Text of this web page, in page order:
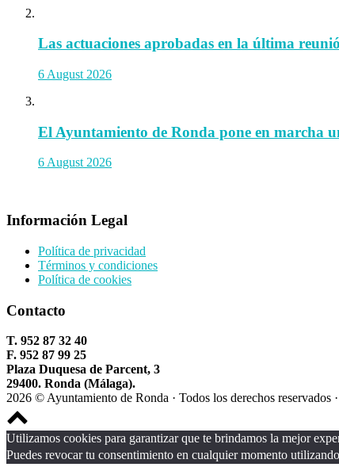
Las actuaciones aprobadas en la última
6 August 2026
El Ayuntamiento de Ronda pone en marcha
6 August 2026
Información Legal
Política de privacidad
Términos y condiciones
Política de cookies
Contacto
T. 952 87 32 40
F. 952 87 99 25
Plaza Duquesa de Parcent, 3
29400. Ronda (Málaga).
2026 © Ayuntamiento de Ronda · Todos los derechos reservados ·
Scroll
to
top
Utilizamos cookies para garantizar que te brindamos la mejor
Puedes revocar tu consentimiento en cualquier momento